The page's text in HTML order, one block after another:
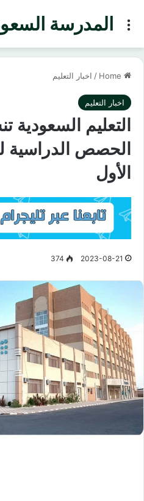
المدرسةMenu
/ اخبار التعليم
اخبار التعليم
التعليم
الحصص الدراسية
الأول
2023-08-21
374